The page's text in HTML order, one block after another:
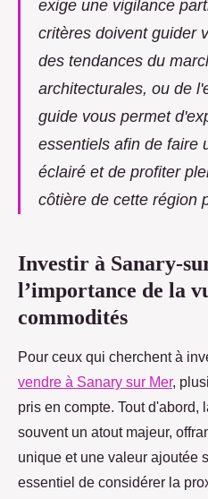
exige une vigilance
critères doivent guider
des tendances du
architecturales, ou de
guide vous permet
essentiels afin de faire
éclairé et de profiter
côtière de cette région
Investir à Sanary-
l’importance de la
commodités
Pour ceux qui cherchent à
vendre à Sanary sur Mer,
pris en compte. Tout d'abord,
souvent un atout majeur,
unique et une valeur ajoutée
essentiel de considérer la